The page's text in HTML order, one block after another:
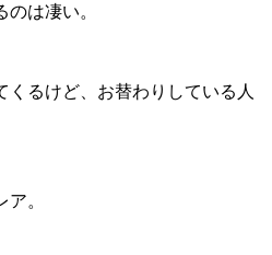
は凄い。
くるけど、お替わりしている人
。